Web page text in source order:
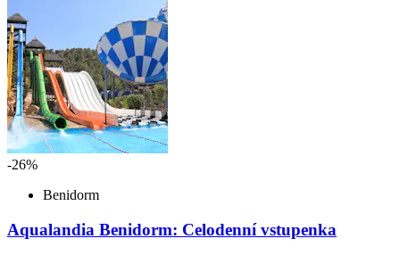
-26%
Benidorm
Aqualandia Benidorm: Celodenní vstupenka